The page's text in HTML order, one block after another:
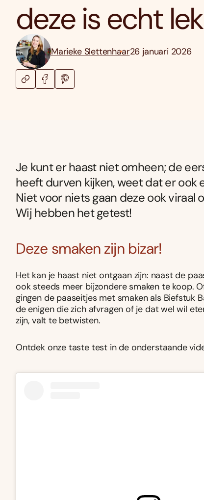
deze is echt
Marieke Slettenhaar26 januari 2026
Je kunt er haast niet omheen; de
heeft durven kijken, weet dat er ook
Niet voor niets gaan deze ook viraal
Wij hebben het getest!
Deze smaken zijn bizar!
Het kan je haast niet ontgaan zijn: naast de
ook steeds meer bijzondere smaken te koop.
gingen de paaseitjes met smaken als Biefstuk
de enigen die zich afvragen of je dat wel wil
zijn, valt te betwisten.
Ontdek onze taste test in de onderstaande